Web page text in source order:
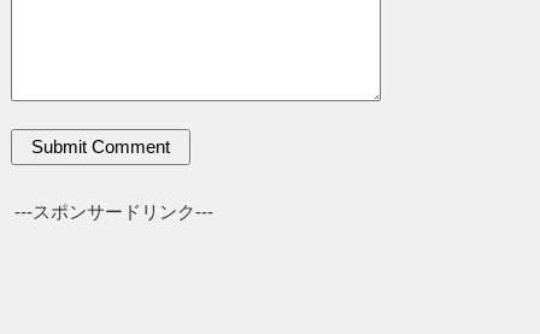
---スポンサードリンク---